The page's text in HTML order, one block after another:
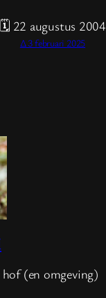
🗓 22 augustus 2004
Δ 3 februari 2025
hof (en omgeving)